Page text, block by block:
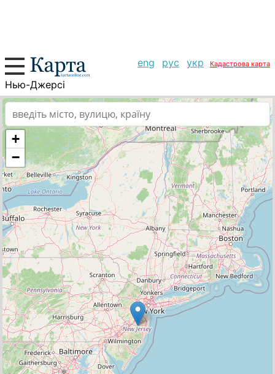
eng рус укр Кадастрова карта
Нью-Джерсі
+
−